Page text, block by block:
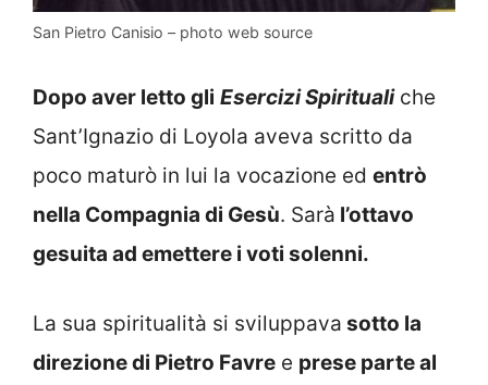
San Pietro Canisio – photo web source
Dopo aver letto gli Esercizi Spiritualiche
Sant’Ignazio di Loyola aveva scritto da
poco maturò in lui la vocazione ed entrò
nella Compagnia di Gesù. Sarà l’ottavo
gesuita ad emettere i voti solenni.
La sua spiritualità si sviluppava sotto la
direzione di Pietro Favre e prese parte al